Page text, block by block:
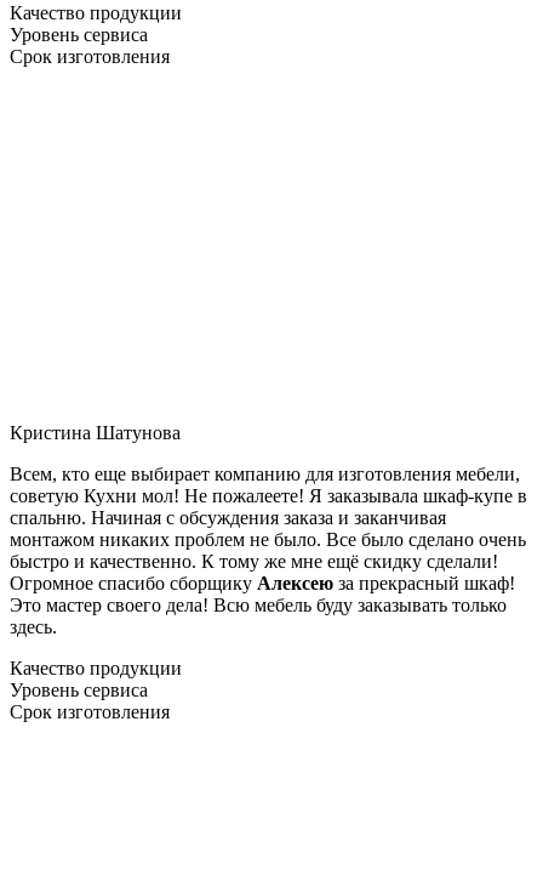
Качество продукции
Уровень сервиса
Срок изготовления
Кристина Шатунова
Всем, кто еще выбирает компанию для изготовления мебели,
советую Кухни мол! Не пожалеете! Я заказывала шкаф-купе в
спальню. Начиная с обсуждения заказа и заканчивая
монтажом никаких проблем не было. Все было сделано очень
быстро и качественно. К тому же мне ещё скидку сделали!
Огромное спасибо сборщику Алексею за прекрасный шкаф!
Это мастер своего дела! Всю мебель буду заказывать только
здесь.
Качество продукции
Уровень сервиса
Срок изготовления